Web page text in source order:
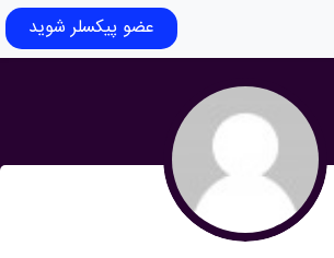
عضو پیکسلر شوید